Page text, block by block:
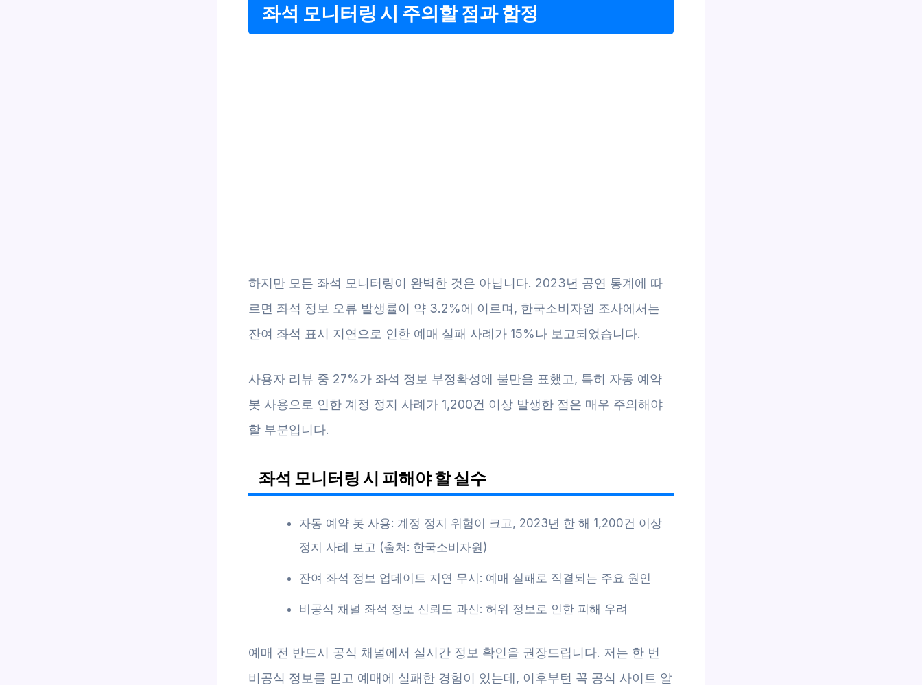
좌석 모니터링 시 주의할 점과 함정
하지만 모든 좌석 모니터링이 완벽한 것은 아닙니다. 2023년 공연 통계에 따
르면 좌석 정보 오류 발생률이 약 3.2%에 이르며, 한국소비자원 조사에서는
잔여 좌석 표시 지연으로 인한 예매 실패 사례가 15%나 보고되었습니다.
사용자 리뷰 중 27%가 좌석 정보 부정확성에 불만을 표했고, 특히 자동 예약
봇 사용으로 인한 계정 정지 사례가 1,200건 이상 발생한 점은 매우 주의해야
할 부분입니다.
좌석 모니터링 시 피해야 할 실수
자동 예약 봇 사용: 계정 정지 위험이 크고, 2023년 한 해 1,200건 이상
정지 사례 보고 (출처: 한국소비자원)
잔여 좌석 정보 업데이트 지연 무시: 예매 실패로 직결되는 주요 원인
비공식 채널 좌석 정보 신뢰도 과신: 허위 정보로 인한 피해 우려
예매 전 반드시 공식 채널에서 실시간 정보 확인을 권장드립니다. 저는 한 번
비공식 정보를 믿고 예매에 실패한 경험이 있는데, 이후부턴 꼭 공식 사이트 알